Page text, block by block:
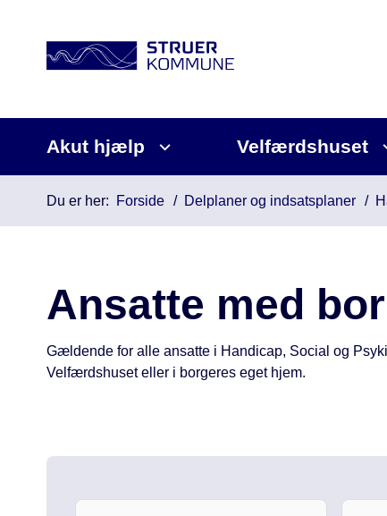
Akut hjælp Velfærdshuset
Du er her: Forside Delplaner og indsatsplaner
Ansatte med
Gældende for alle ansatte i Handicap, Social og
Velfærdshuset eller i borgeres eget hjem.